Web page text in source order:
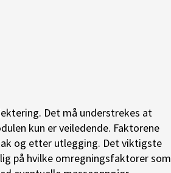
Det må understrekes at
kun er veiledende. Faktorene
og etter utlegging. Det viktigste
på hvilke omregningsfaktorer som